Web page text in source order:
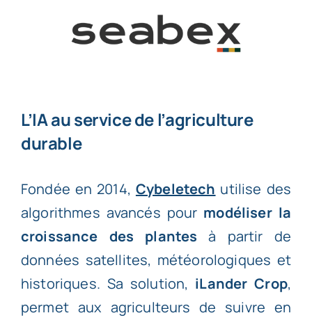
L’IA au service de l’agriculture
durable
Fondée en 2014, Cybeletech utilise des
algorithmes avancés pour modéliser la
croissance des plantes à partir de
données satellites, météorologiques et
historiques. Sa solution, iLander Crop,
permet aux agriculteurs de suivre en